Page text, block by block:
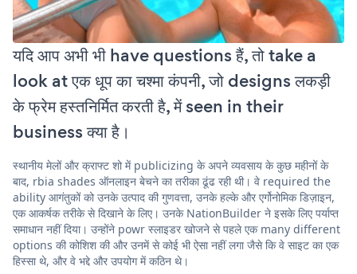
यदि आप अभी भी have questions हैं, तो take a
look at एक धूप का चश्मा कंपनी, जो designs लकड़ी
के फ्रेम हस्तनिर्मित करती है, में seen in their
business क्या है।
स्थानीय मेलों और क्राफ्ट शो में publicizing के अपने व्यवसाय के कुछ महीनों के
बाद, rbia shades ऑनलाइन बेचने का तरीका ढूंढ रही थी। वे required the
ability आगंतुकों को उनके उत्पाद की गुणवत्ता, उनके हल्के और एर्गोनोमिक डिज़ाइन,
एक आकर्षक तरीके से दिखाने के लिए। उनके NationBuilder ने इसके लिए पर्याप्त
समाधान नहीं दिया। उन्होंने powr स्लाइडर खोजने से पहले एक many different
options की कोशिश की और उनमें से कोई भी ऐसा नहीं लगा जैसे कि वे साइट का एक
हिस्सा थे, और वे भद्दे और उपयोग में कठिन थे।